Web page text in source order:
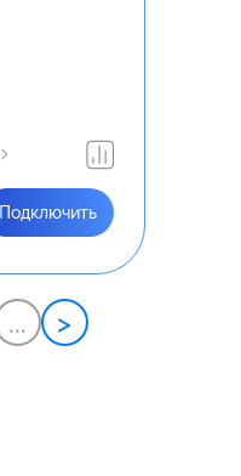
Подключить
... >